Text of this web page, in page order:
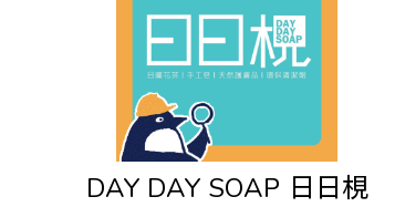
DAY DAY SOAP 日日梘